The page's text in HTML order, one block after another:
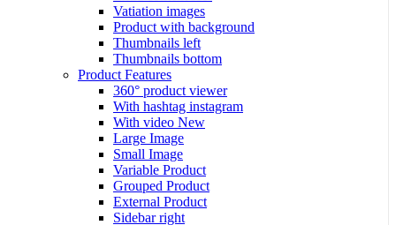
Vatiation images
Product with background
Thumbnails left
Thumbnails bottom
Product Features
360° product viewer
With hashtag instagram
With video New
Large Image
Small Image
Variable Product
Grouped Product
External Product
Sidebar right